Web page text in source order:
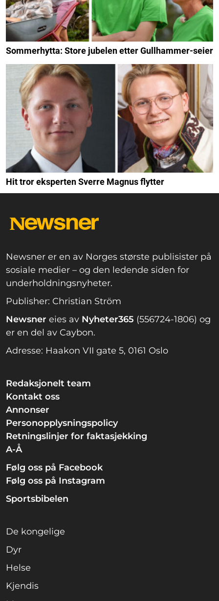
Sommerhytta: Store jubelen etter Gullhammer-seier
Hit tror eksperten Sverre Magnus flytter
Newsner er en av Norges største publisister på
sosiale medier – og den ledende siden for
underholdningsnyheter.
Publisher: Christian Ström
Newsner eies av Nyheter365 (556724-1806) og
er en del av Caybon.
Adresse: Haakon VII gate 5, 0161 Oslo
Redaksjonelt team
Kontakt oss
Annonser
Personopplysningspolicy
Retningslinjer for faktasjekking
A-Å
Følg oss på Facebook
Følg oss på Instagram
Sportsbibelen
De kongelige
Dyr
Helse
Kjendis